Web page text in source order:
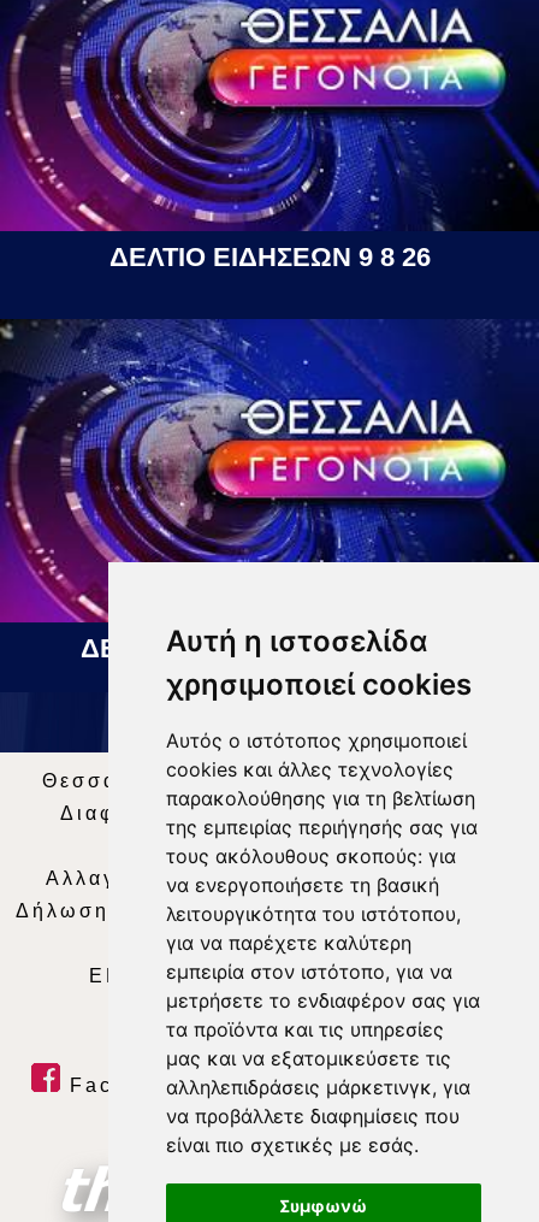
Αυτή η ιστοσελίδα
χρησιμοποιεί cookies
Αυτός ο ιστότοπος χρησιμοποιεί
cookies και άλλες τεχνολογίες
παρακολούθησης για τη βελτίωση
της εμπειρίας περιήγησής σας για
τους ακόλουθους σκοπούς: για
να ενεργοποιήσετε τη βασική
λειτουργικότητα του ιστότοπου,
για να παρέχετε καλύτερη
εμπειρία στον ιστότοπο, για να
μετρήσετε το ενδιαφέρον σας για
τα προϊόντα και τις υπηρεσίες
μας και να εξατομικεύσετε τις
αλληλεπιδράσεις μάρκετινγκ, για
να προβάλλετε διαφημίσεις που
είναι πιο σχετικές με εσάς.
Συμφωνώ
ΔΕΛΤΙΟ ΕΙΔΗΣΕΩΝ 9 8 26
ΔΕΛΤΙΟ ΕΙΔΗΣΕΩΝ 10 08 2026
Θεσσαλία Τηλεόραση|SNG Services
Διαφήμιση | Όροι Χρήσης |Δήλωση
Απορρήτου |
Περιεχόμενο
Αλλαγή Προτιμήσεων για τα Cookies
Δήλωση συμμόρφωσης με τη σύσταση (ΕΕ)
2018/334|Ταυτότητα
ΕΝΗΜΕΡΩΣΗ |WEB TV| LIVE
Facebook| Twitter | Youtube
RSS Feed